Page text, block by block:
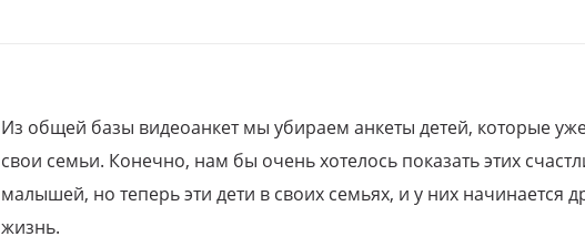
Из общей базы видеоанкет мы убираем анкеты детей, которые
свои семьи. Конечно, нам бы очень хотелось показать этих
малышей, но теперь эти дети в своих семьях, и у них начинается
жизнь.